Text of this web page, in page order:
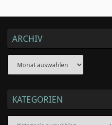
ARCHIV
KATEGORIEN